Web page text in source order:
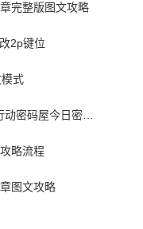
完整版图文攻略
2p键位
式
三角洲行动密码门密码7月合集-三角洲行动密码屋今日密码大全2026最新7月
略流程
图文攻略